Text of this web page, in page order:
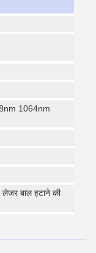
1064nm
लेजर बाल हटाने की